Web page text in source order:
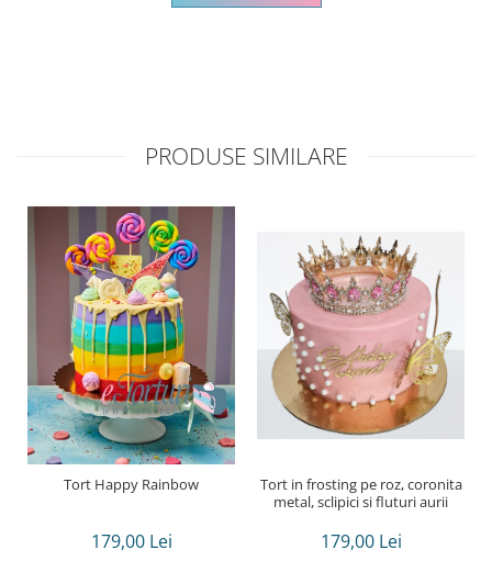
PRODUSE SIMILARE
Tort Happy Rainbow
179,00 Lei
Tort in frosting pe roz, coronita
metal, sclipici si fluturi aurii
179,00 Lei